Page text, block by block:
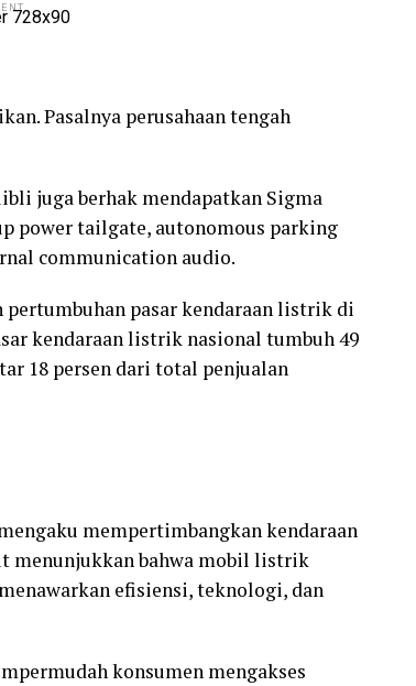
Pasalnya perusahaan tengah
juga berhak mendapatkan Sigma
power tailgate, autonomous parking
communication audio.
pasar kendaraan listrik di
kendaraan listrik nasional tumbuh 49
18 persen dari total penjualan
mempertimbangkan kendaraan
menunjukkan bahwa mobil listrik
efisiensi, teknologi, dan
konsumen mengakses